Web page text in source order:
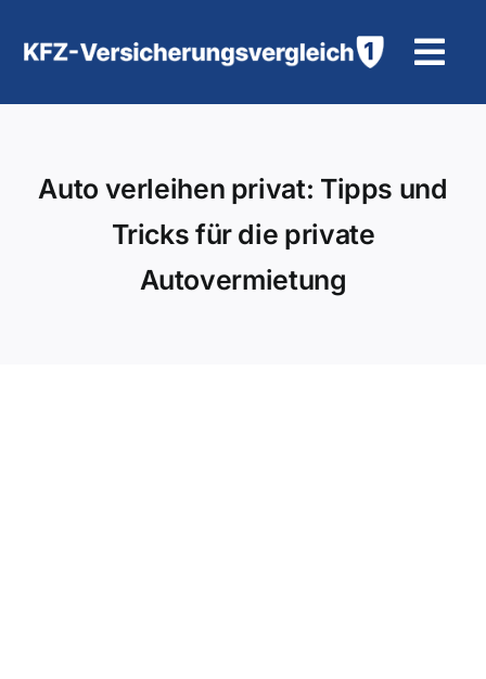
Inhalt
Motorradversicherung
Auto verleihen privat: Tipps und
Tricks für die private
Autovermietung